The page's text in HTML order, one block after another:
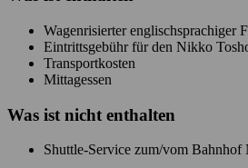
Wagenrisierter englischsprachiger
Eintrittsgebühr für den Nikko
Transportkosten
Mittagessen
Was ist nicht enthalten
Shuttle-Service zum/vom Bahnhof